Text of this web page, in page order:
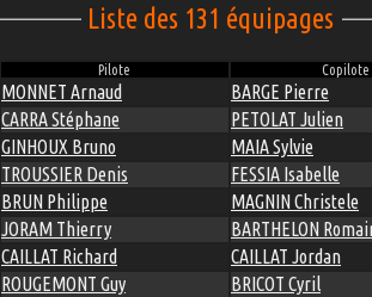
Liste des 131 équipages
Pilote Copilote
MONNET Arnaud BARGE Pierre
CARRA Stéphane PETOLAT Julien
GINHOUX Bruno MAIA Sylvie
TROUSSIER Denis FESSIA Isabelle
BRUN Philippe MAGNIN Christele
JORAM Thierry BARTHELON
CAILLAT Richard CAILLAT Jordan
ROUGEMONT Guy BRICOT Cyril